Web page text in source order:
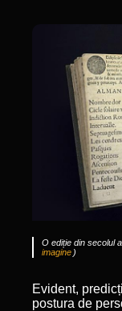
O ediție din secolul
imagine )
Evident,
postura de